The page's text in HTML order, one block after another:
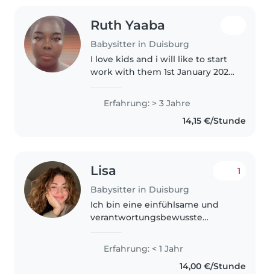
Ruth Yaaba
Babysitter in Duisburg
I love kids and i will like to start
work with them 1st January 2027
doing and the contract will end
of August and the other one the
end of DecemberIch..
Erfahrung: > 3 Jahre
14,15 €/Stunde
Lisa
Babysitter in Duisburg
1
Ich bin eine einfühlsame und
verantwortungsbewusste
habe Erfahrung mit
Kleinkindern und liebe es, ihnen
Erfahrung: < 1 Jahr
14,00 €/Stunde